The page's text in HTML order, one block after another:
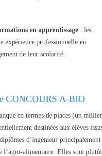
en apprentissage : les
expérience professionnelle en
de leur scolarité.
CONCOURS A-BIO
en termes de places (un
destinées aux élèves
d’ingénieur principalement
l’agro-alimentaire. Elles sont plutôt